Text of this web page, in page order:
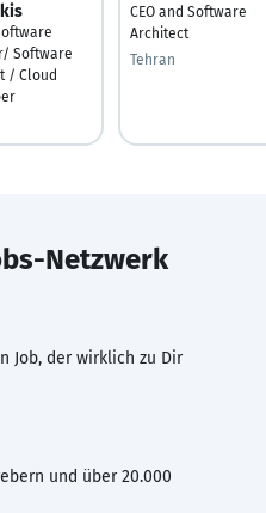
Software
/ Cloud
CEO and Software
Architect
Tehran
Netzwerk
Job, der wirklich zu Dir
und über 20.000